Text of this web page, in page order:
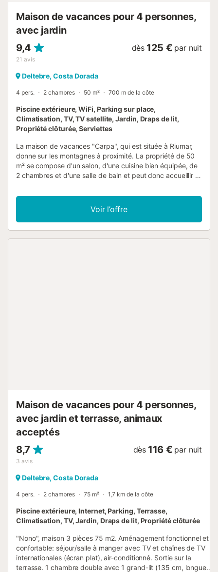
Maison de vacances pour 4 personnes,
avec jardin
9,4
21 avis
dès 125 € par nuit
Deltebre, Costa Dorada
4 pers. 2 chambres 50 m² 700 m de la côte
Piscine extérieure, WiFi, Parking sur place,
Climatisation, TV, TV satellite, Jardin, Draps de lit,
Propriété clôturée, Serviettes
La maison de vacances "Carpa", qui est située à Riumar,
donne sur les montagnes à proximité. La propriété de 50
m² se compose d'un salon, d'une cuisine bien équipée, de
2 chambres et d'une salle de bain et peut donc accueillir 4
comprennent le Wi-Fi, la télévision par satellite et câblée, la
climatisation ainsi qu'une machine à laver. Cette location
de vacances propose un espace extérieur privé doté
d'une piscine et d'un jardin qui offre une vue relaxante sur
Voir l’offre
Maison de vacances pour 4 personnes,
avec jardin et terrasse, animaux
acceptés
8,7
3 avis
dès 116 € par nuit
Deltebre, Costa Dorada
4 pers. 2 chambres 75 m² 1,7 km de la côte
Piscine extérieure, Internet, Parking, Terrasse,
Climatisation, TV, Jardin, Draps de lit, Propriété clôturée
"Nono", maison 3 pièces 75 m2. Aménagement fonctionnel et
confortable: séjour/salle à manger avec TV et chaînes de TV
internationales (écran plat), air-conditionné. Sortie sur la
terrasse. 1 chambre double avec 1 grand-lit (135 cm, longueur